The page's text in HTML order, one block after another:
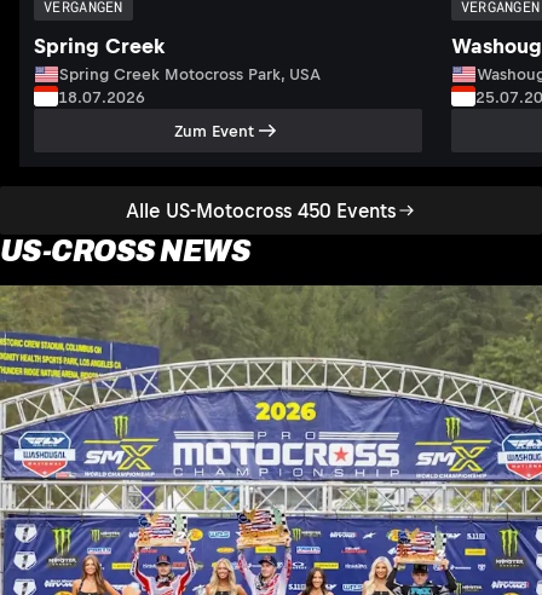
Alle US-Motocross 450 Events
VERGANGEN
Spring Creek
Spring Creek Motocross Park, USA
18.07.2026
Zum Event
VERGANGEN
US-CROSS NEWS